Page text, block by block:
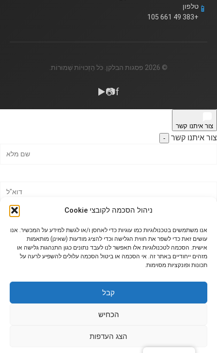
ניהול הסכמה לקובצי Cookie
אנו משתמשים בטכנולוגיות כמו עוגיות כדי לאחסן ו/או לגשת למידע על המכשיר. אנו
עושים זאת כדי לשפר את חווית הגלישה וכדי להציג מודעות (שאינן) מותאמות
אישית. הסכמה לטכנולוגיות אלו תאפשר לנו לעבד נתונים כגון התנהגות גלישה או
מזהים ייחודיים באתר זה. אי הסכמה או ביטול הסכמה עלולים להשפיע לרעה על
תכונות ופונקציות מסוימות.
קבל
הכחיש
הצג העדפות
📱 טלפון
+383 49 661 105
© 2026 פסגות הבלקן. כֹּל הַזְכוּיוֹת שְׁמוּרוֹת.
f
📷
▶️
צור איתנו קשר
צור איתנו קשר -